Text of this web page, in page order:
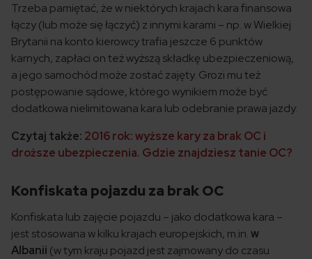
Trzeba pamiętać, że w niektórych krajach kara finansowa
łączy (lub może się łączyć) z innymi karami – np. w Wielkiej
Brytanii na konto kierowcy trafia jeszcze 6 punktów
karnych, zapłaci on też wyższą składkę ubezpieczeniową,
a jego samochód może zostać zajęty. Grozi mu też
postępowanie sądowe, którego wynikiem może być
dodatkowa nielimitowana kara lub odebranie prawa jazdy.
Czytaj także: 2016 rok: wyższe kary za brak OC i
droższe ubezpieczenia. Gdzie znajdziesz tanie OC?
Konfiskata pojazdu za brak OC
Konfiskata lub zajęcie pojazdu – jako dodatkowa kara –
jest stosowana w kilku krajach europejskich, m.in.w
Albanii (w tym kraju pojazd jest zajmowany do czasu